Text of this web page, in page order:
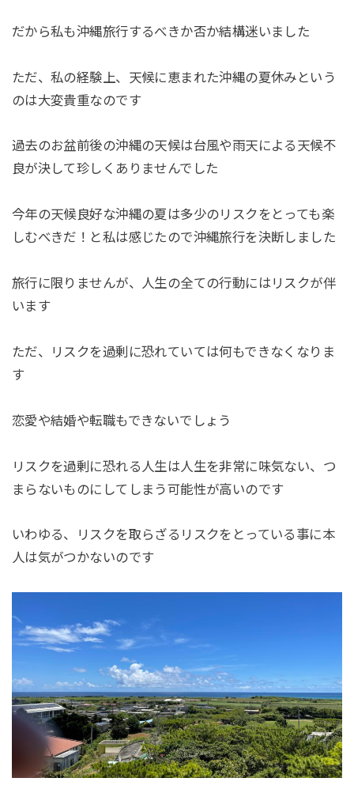
だから私も沖縄旅行するべきか否か結構迷いました
ただ、私の経験上、天候に恵まれた沖縄の夏休みという
のは大変貴重なのです
過去のお盆前後の沖縄の天候は台風や雨天による天候不
良が決して珍しくありませんでした
今年の天候良好な沖縄の夏は多少のリスクをとっても楽
しむべきだ！と私は感じたので沖縄旅行を決断しました
旅行に限りませんが、人生の全ての行動にはリスクが伴
います
ただ、リスクを過剰に恐れていては何もできなくなりま
す
恋愛や結婚や転職もできないでしょう
リスクを過剰に恐れる人生は人生を非常に味気ない、つ
まらないものにしてしまう可能性が高いのです
いわゆる、リスクを取らざるリスクをとっている事に本
人は気がつかないのです